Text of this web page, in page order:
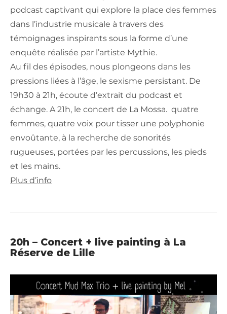
podcast captivant qui explore la place des femmes
dans l’industrie musicale à travers des
témoignages inspirants sous la forme d’une
enquête réalisée par l’artiste Mythie.
Au fil des épisodes, nous plongeons dans les
pressions liées à l’âge, le sexisme persistant. De
19h30 à 21h, écoute d’extrait du podcast et
échange. A 21h, le concert de La Mossa. quatre
femmes, quatre voix pour tisser une polyphonie
envoûtante, à la recherche de sonorités
rugueuses, portées par les percussions, les pieds
et les mains.
Plus d’info
20h – Concert + live painting à La
Réserve de Lille